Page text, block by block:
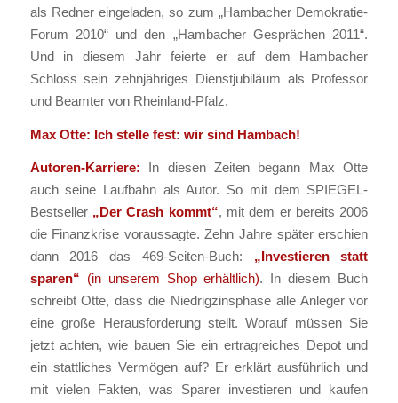
als Redner eingeladen, so zum „Hambacher Demokratie-
Forum 2010“ und den „Hambacher Gesprächen 2011“.
Und in diesem Jahr feierte er auf dem Hambacher
Schloss sein zehnjähriges Dienstjubiläum als Professor
und Beamter von Rheinland-Pfalz.
Max Otte: Ich stelle fest: wir sind Hambach!
Autoren-Karriere: In diesen Zeiten begann Max Otte
auch seine Laufbahn als Autor. So mit dem SPIEGEL-
Bestseller „Der Crash kommt“, mit dem er bereits 2006
die Finanzkrise voraussagte. Zehn Jahre später erschien
dann 2016 das 469-Seiten-Buch: „Investieren statt
sparen“ (in unserem Shop erhältlich). In diesem Buch
schreibt Otte, dass die Niedrigzinsphase alle Anleger vor
eine große Herausforderung stellt. Worauf müssen Sie
jetzt achten, wie bauen Sie ein ertragreiches Depot und
ein stattliches Vermögen auf? Er erklärt ausführlich und
mit vielen Fakten, was Sparer investieren und kaufen